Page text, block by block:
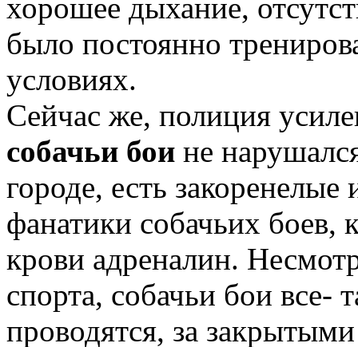
хорошее дыхание,
было постоянно
условиях.
Сейчас же, полиция
собачьи бои не
городе, есть
фанатики собачьих боев,
крови адреналин.
спорта, собачьи бои все-
проводятся, за